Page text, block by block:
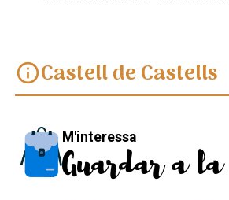
infoCastell de Castells
M'interessa
Guardar a